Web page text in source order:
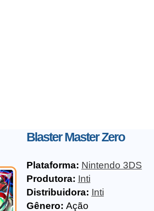
Blaster Master Zero
Plataforma: Nintendo 3DS
Produtora: Inti
Distribuidora: Inti
Gênero: Ação